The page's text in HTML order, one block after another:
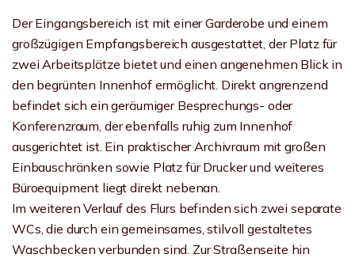
Der Eingangsbereich ist mit einer Garderobe und einem
großzügigen Empfangsbereich ausgestattet, der Platz für
zwei Arbeitsplätze bietet und einen angenehmen Blick in
den begrünten Innenhof ermöglicht. Direkt angrenzend
befindet sich ein geräumiger Besprechungs- oder
Konferenzraum, der ebenfalls ruhig zum Innenhof
ausgerichtet ist. Ein praktischer Archivraum mit großen
Einbauschränken sowie Platz für Drucker und weiteres
Büroequipment liegt direkt nebenan.
Im weiteren Verlauf des Flurs befinden sich zwei separate
WCs, die durch ein gemeinsames, stilvoll gestaltetes
Waschbecken verbunden sind. Zur Straßenseite hin